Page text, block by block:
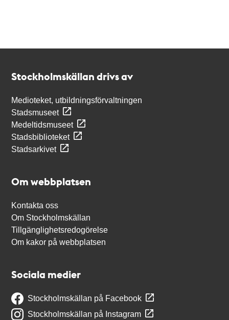
Stockholmskällan drivs av
Medioteket, utbildningsförvaltningen
Stadsmuseet
Medeltidsmuseet
Stadsbiblioteket
Stadsarkivet
Om webbplatsen
Kontakta oss
Om Stockholmskällan
Tillgänglighetsredogörelse
Om kakor på webbplatsen
Sociala medier
Stockholmskällan på Facebook
Stockholmskällan på Instagram